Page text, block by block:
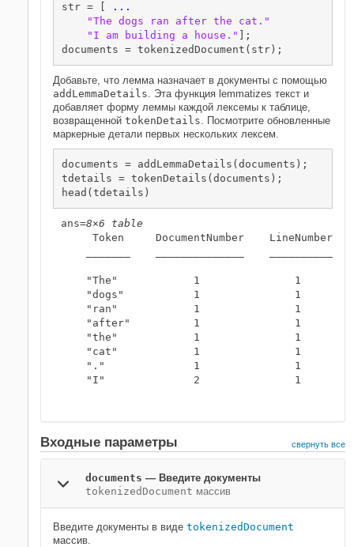
str = [
...
"The dogs ran after the cat."
"I am building a house."
];
documents = tokenizedDocument(str);
Добавьте, что лемма назначает в документы с помощью
addLemmaDetails. Эта функция lemmatizes текст и
добавляет форму леммы каждой лексемы к таблице,
возвращенной tokenDetails. Посмотрите обновленные
маркерные детали первых нескольких лексем.
documents = addLemmaDetails(documents);
tdetails = tokenDetails(documents);
head(tdetails)
ans=8×6 table
Token     DocumentNumber    LineNumber
"The"            1               1
"dogs"           1               1
"ran"            1               1
"after"          1               1
"the"            1               1
"cat"            1               1
"."              1               1
"I"              2               1
Входные параметры свернуть все
documents — Введите документы
tokenizedDocument массив
Введите документы в виде tokenizedDocument
массив.